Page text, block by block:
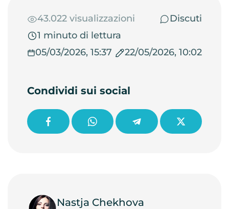
43.022 visualizzazioni
Discuti
1 minuto di lettura
05/03/2026, 15:37
22/05/2026, 10:02
Condividi sui social
Nastja Chekhova